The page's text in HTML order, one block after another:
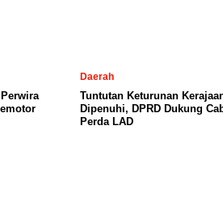
Daerah
Tuntutan Keturunan
Dipenuhi, DPRD Dukung
Perda LAD